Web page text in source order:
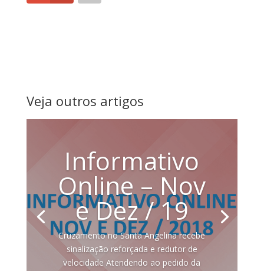
Veja outros artigos
Informativo
Online – Nov
e Dez / 19
Cruzamento no Santa Angelina recebe
sinalização reforçada e redutor de
velocidade Atendendo ao pedido da